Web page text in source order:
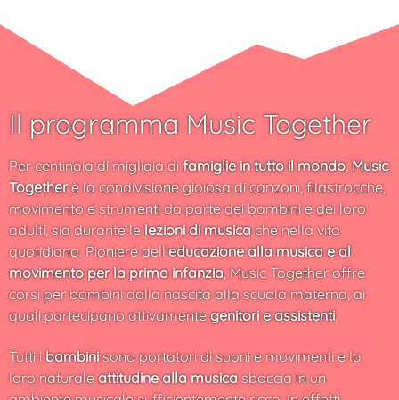
Il programma Music Together
Per centinaia di migliaia difamiglie in tutto il mondo, Music
Togetherè la condivisione gioiosa di canzoni, filastrocche,
movimento e strumenti da parte dei bambini e dei loro
adulti, sia durante le lezioni di musicache nella vita
quotidiana. Pioniere dell’educazione alla musica e al
movimento per la prima infanzia, Music Together offre
corsi per bambini dalla nascita alla scuola materna, ai
quali partecipano attivamentegenitori e assistenti.
Tutti ibambinisono portatori di suoni e movimenti e la
loro naturaleattitudine alla musicasboccia in un